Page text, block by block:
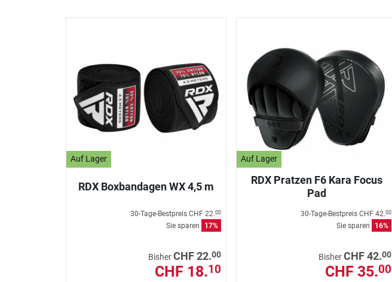
Auf Lager
RDX Boxbandagen WX 4,5 m
30-Tage-Bestpreis CHF 22.00
Sie sparen 17%
BisherCHF 22.00
CHF 18.10
Auf Lager
RDX Pratzen F6 Kara Focus
Pad
30-Tage-Bestpreis CHF 42.00
Sie sparen 16%
BisherCHF 42.00
CHF 35.00